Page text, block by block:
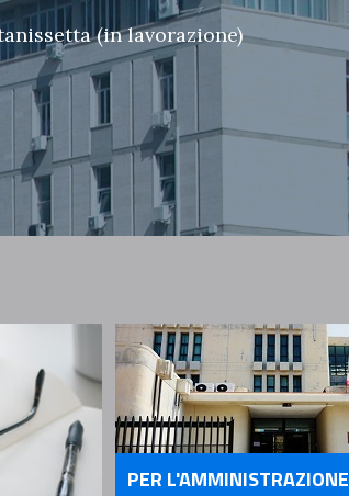
(in lavorazione)
PER L'AMMINISTRAZIONE